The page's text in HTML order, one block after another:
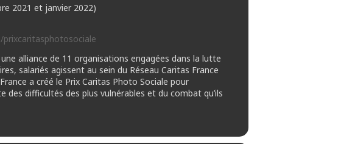
2021 et janvier 2022)
prixcaritasphotosociale
alliance de 11 organisations engagées dans la lutte
salariés agissent au sein du Réseau Caritas France
a créé le Prix Caritas Photo Sociale pour
difficultés des plus vulnérables et du combat qu’ils